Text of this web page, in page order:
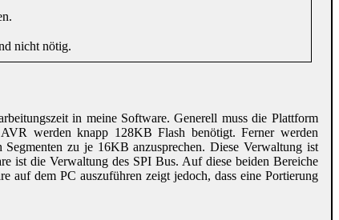
nicht nötig.
in meine Software. Generell muss die Plattform
werden knapp 128KB Flash benötigt. Ferner werden
zu je 16KB anzusprechen. Diese Verwaltung ist
ist die Verwaltung des SPI Bus. Auf diese beiden Bereiche
dem PC auszuführen zeigt jedoch, dass eine Portierung